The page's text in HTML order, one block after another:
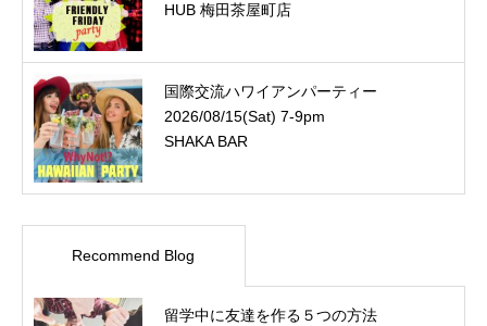
HUB 梅田茶屋町店
国際交流ハワイアンパーティー
2026/08/15(Sat) 7-9pm
SHAKA BAR
Recommend Blog
留学中に友達を作る５つの方法